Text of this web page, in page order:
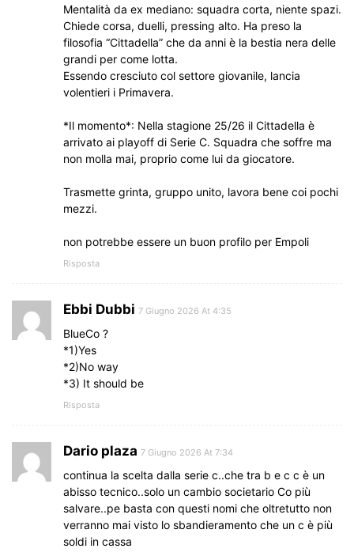
Mentalità da ex mediano: squadra corta, niente spazi.
Chiede corsa, duelli, pressing alto. Ha preso la
filosofia “Cittadella” che da anni è la bestia nera delle
grandi per come lotta.
Essendo cresciuto col settore giovanile, lancia
volentieri i Primavera.
*Il momento*: Nella stagione 25/26 il Cittadella è
arrivato ai playoff di Serie C. Squadra che soffre ma
non molla mai, proprio come lui da giocatore.
Trasmette grinta, gruppo unito, lavora bene coi pochi
mezzi.
non potrebbe essere un buon profilo per Empoli
Risposta
Ebbi Dubbi 7 Giugno 2026 At 4:35
BlueCo ?
*1)Yes
*2)No way
*3) It should be
Risposta
Dario plaza 7 Giugno 2026 At 7:34
continua la scelta dalla serie c..che tra b e c c è un
abisso tecnico..solo un cambio societario Co più
salvare..pe basta con questi nomi che oltretutto non
verranno mai visto lo sbandieramento che un c è più
soldi in cassa